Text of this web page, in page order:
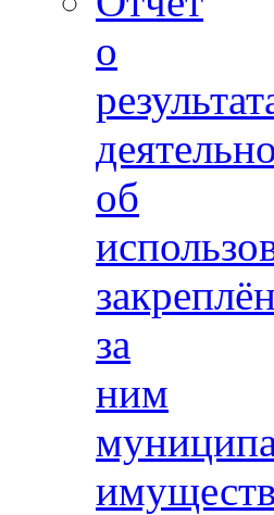
о
об
за
ним